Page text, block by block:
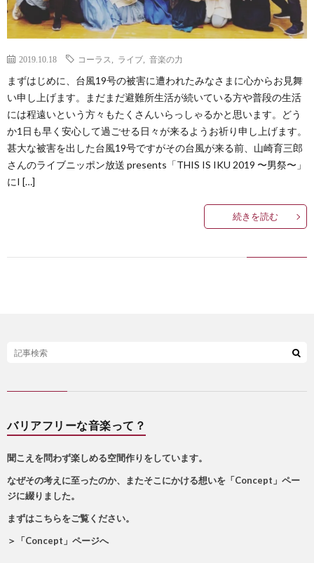
2019.10.18 コーラス ライブ 音楽の力
まずはじめに、台風19号の被害に遭われたみなさまに心からお見舞
い申し上げます。まだまだ避難所生活が続いている方や普段の生活
には程遠いという方々もたくさんいらっしゃるかと思います。どう
か1日も早く安心して過ごせる日々が来るようお祈り申し上げます。
甚大な被害を出した台風19号ですがその台風が来る前、山崎育三郎
さんのライブニッポン放送 presents「THIS IS IKU 2019 〜男祭〜」
にI […]
続きを読む
バリアフリーな音楽って？
聞こえを問わず楽しめる空間作りをしています。
なぜその考えに至ったのか、またそこにかける想いを「Concept」ペー
ジに綴りました。
まずはこちらをご覧ください。
＞
「Concept」ページへ